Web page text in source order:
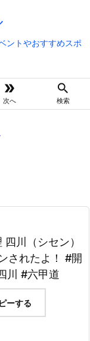
ントやおすすめスポ

次へ

検索
川（シセン）
されたよ！ #開
川 #六甲道
ーする